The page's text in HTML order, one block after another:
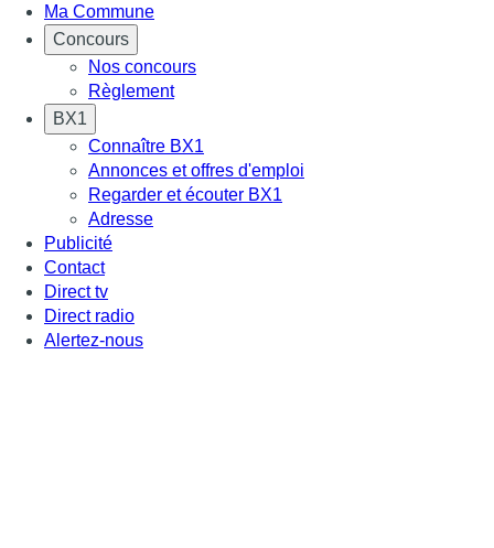
Ma Commune
Concours
Nos concours
Règlement
BX1
Connaître BX1
Annonces et offres d'emploi
Regarder et écouter BX1
Adresse
Publicité
Contact
Direct tv
Direct radio
Alertez-nous